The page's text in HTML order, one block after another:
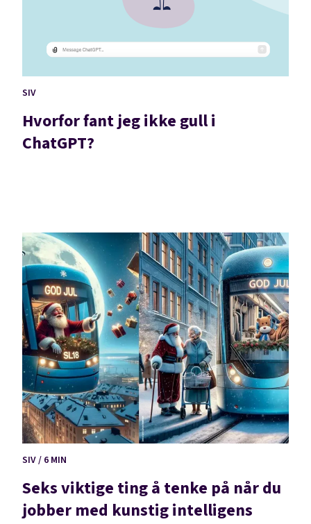
SIV
Hvorfor fant jeg ikke gull i
ChatGPT?
SIV / 6 MIN
Seks viktige ting å tenke på når du
jobber med kunstig intelligens